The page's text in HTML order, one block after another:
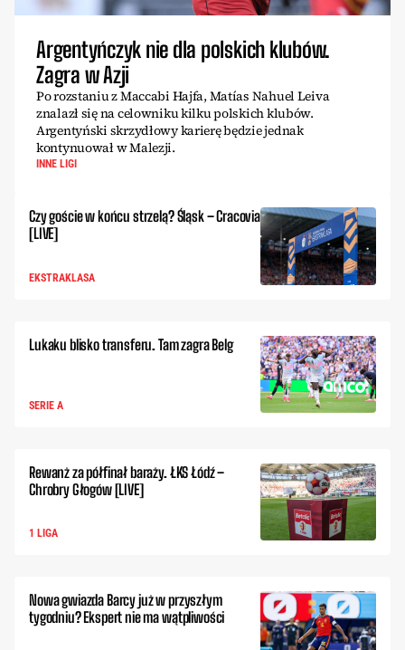
Argentyńczyk nie dla polskich klubów.
Zagra w Azji
Po rozstaniu z Maccabi Hajfa, Matías Nahuel Leiva
znalazł się na celowniku kilku polskich klubów.
Argentyński skrzydłowy karierę będzie jednak
kontynuował w Malezji.
INNE LIGI
Czy goście w końcu strzelą? Śląsk – Cracovia
[LIVE]
EKSTRAKLASA
Lukaku blisko transferu. Tam zagra Belg
SERIE A
Rewanż za półfinał baraży. ŁKS Łódź –
Chrobry Głogów [LIVE]
1 LIGA
Nowa gwiazda Barcy już w przyszłym
tygodniu? Ekspert nie ma wątpliwości